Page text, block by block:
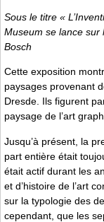
Sous le titre «
Museum se lance sur
Bosch
Cette exposition
paysages provenant
Dresde. Ils figurent
paysage de l’art
Jusqu’à présent, la
part entière était
était actif durant les
et d’histoire de l’art
sur la typologie des
cependant, que les